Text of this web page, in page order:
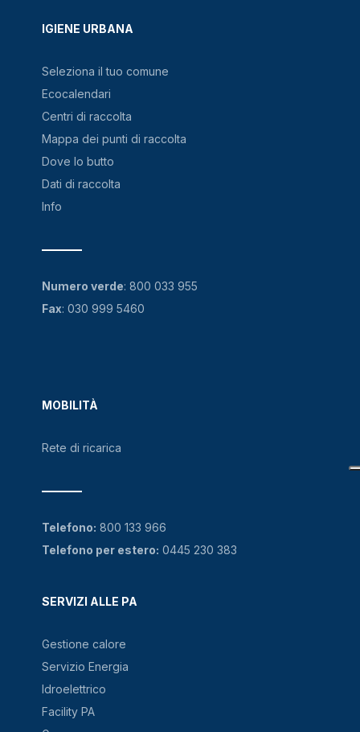
IGIENE URBANA
Seleziona il tuo comune
Ecocalendari
Centri di raccolta
Mappa dei punti di raccolta
Dove lo butto
Dati di raccolta
Info
MOBILITÀ
Rete di ricarica
SERVIZI ALLE PA
Gestione calore
Servizio Energia
Idroelettrico
Facility PA
Numero verde: 800 033 955
Fax: 030 999 5460
Telefono: 800 133 966
Telefono per estero: 0445 230 383